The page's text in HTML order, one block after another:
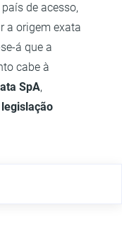
de acesso,
a origem exata
á que a
cabe à
SpA,
legislação